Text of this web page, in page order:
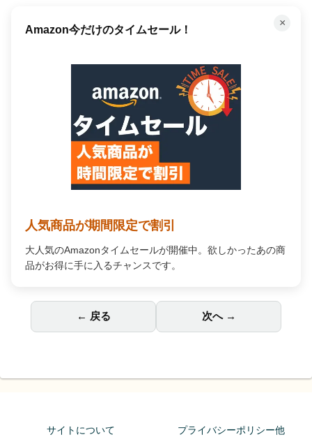
「聴く」読書で時間を有効活用
Audible オーディオブック
プロの朗読で「聴く」読書。通勤中や家事の合間が、あな
ただけの贅沢な読書時間に変わります。
← 戻る 次へ →
サイトについて プライバシーポリシー他